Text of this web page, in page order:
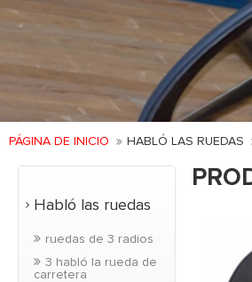
PÁGINA DE INICIO HABLÓ LAS RUEDAS
Habló las ruedas
ruedas de 3 radios
3 habló la rueda de
carretera